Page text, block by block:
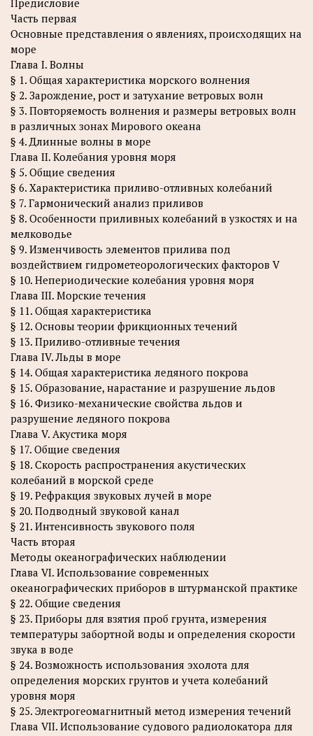
Предисловие
Часть первая
Основные представления о явлениях, происходящих на
море
Глава I. Волны
§ 1. Общая характеристика морского волнения
§ 2. Зарождение, рост и затухание ветровых волн
§ 3. Повторяемость волнения и размеры ветровых волн
в различных зонах Мирового океана
§ 4. Длинные волны в море
Глава II. Колебания уровня моря
§ 5. Общие сведения
§ 6. Характеристика приливо-отливных колебаний
§ 7. Гармонический анализ приливов
§ 8. Особенности приливных колебаний в узкостях и на
мелководье
§ 9. Изменчивость элементов прилива под
воздействием гидрометеорологических факторов V
§ 10. Непериодические колебания уровня моря
Глава III. Морские течения
§ 11. Общая характеристика
§ 12. Основы теории фрикционных течений
§ 13. Приливо-отливные течения
Глава IV. Льды в море
§ 14. Общая характеристика ледяного покрова
§ 15. Образование, нарастание и разрушение льдов
§ 16. Физико-механические свойства льдов и
разрушение ледяного покрова
Глава V. Акустика моря
§ 17. Общие сведения
§ 18. Скорость распространения акустических
колебаний в морской среде
§ 19. Рефракция звуковых лучей в море
§ 20. Подводный звуковой канал
§ 21. Интенсивность звукового поля
Часть вторая
Методы океанографических наблюдении
Глава VI. Использование современных
океанографических приборов в штурманской практике
§ 22. Общие сведения
§ 23. Приборы для взятия проб грунта, измерения
температуры забортной воды и определения скорости
звука в воде
§ 24. Возможность использования эхолота для
определения морских грунтов и учета колебаний
уровня моря
§ 25. Электрогеомагнитный метод измерения течений
Глава VII. Использование судового радиолокатора для